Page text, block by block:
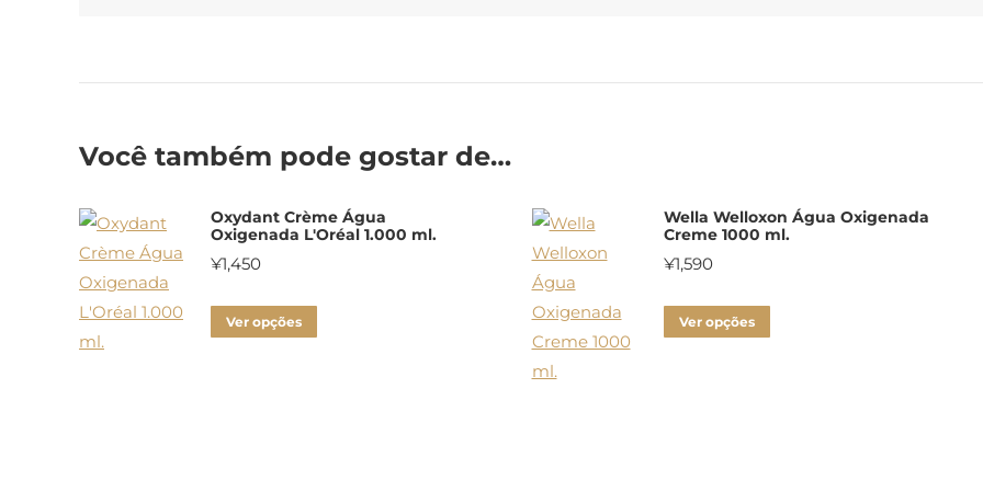
Você também pode gostar de…
Oxydant Crème Água
Oxigenada L'Oréal 1.000 ml.
¥1,450
Ver opções
Wella Welloxon Água Oxigenada
Creme 1000 ml.
¥1,590
Ver opções